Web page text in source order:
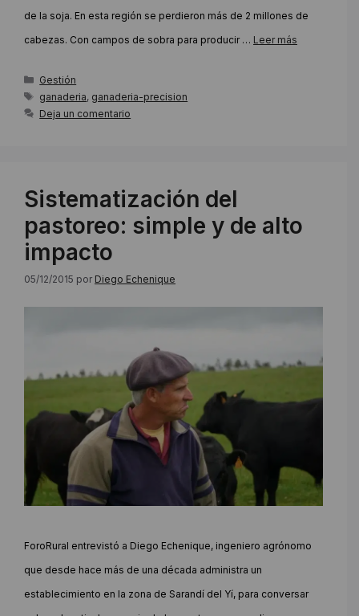
de la soja. En esta región se perdieron más de 2 millones de
cabezas. Con campos de sobra para producir … Leer más
Categorías
Gestión
Etiquetas
ganaderia, ganaderia-precision
Deja un comentario
Sistematización del
pastoreo: simple y de alto
impacto
05/12/2015 por Diego Echenique
ForoRural entrevistó a Diego Echenique, ingeniero agrónomo
que desde hace más de una década administra un
establecimiento en la zona de Sarandí del Yí, para conversar